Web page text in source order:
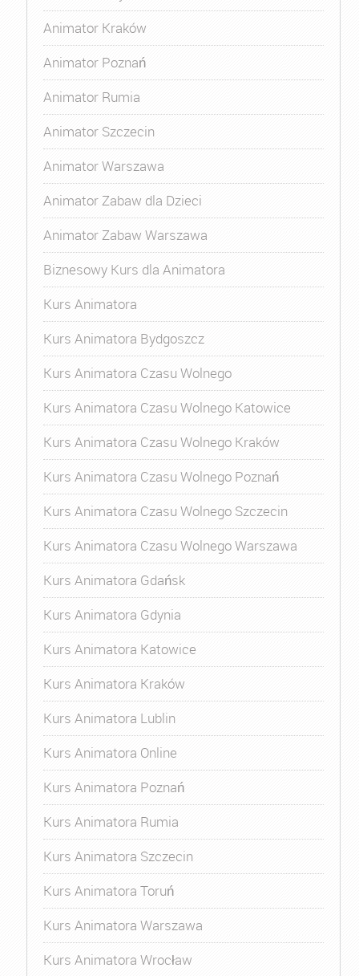
Animator Kraków
Animator Poznań
Animator Rumia
Animator Szczecin
Animator Warszawa
Animator Zabaw dla Dzieci
Animator Zabaw Warszawa
Biznesowy Kurs dla Animatora
Kurs Animatora
Kurs Animatora Bydgoszcz
Kurs Animatora Czasu Wolnego
Kurs Animatora Czasu Wolnego Katowice
Kurs Animatora Czasu Wolnego Kraków
Kurs Animatora Czasu Wolnego Poznań
Kurs Animatora Czasu Wolnego Szczecin
Kurs Animatora Czasu Wolnego Warszawa
Kurs Animatora Gdańsk
Kurs Animatora Gdynia
Kurs Animatora Katowice
Kurs Animatora Kraków
Kurs Animatora Lublin
Kurs Animatora Online
Kurs Animatora Poznań
Kurs Animatora Rumia
Kurs Animatora Szczecin
Kurs Animatora Toruń
Kurs Animatora Warszawa
Kurs Animatora Wrocław